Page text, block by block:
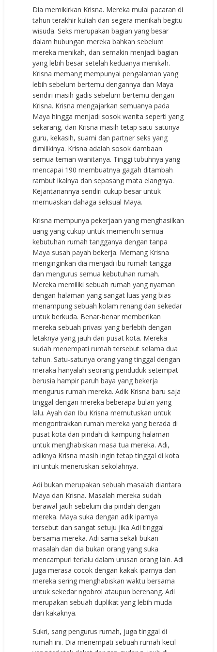
Dia memikirkan Krisna. Mereka mulai pacaran di
tahun terakhir kuliah dan segera menikah begitu
wisuda. Seks merupakan bagian yang besar
dalam hubungan mereka bahkan sebelum
mereka menikah, dan semakin menjadi bagian
yang lebih besar setelah keduanya menikah.
Krisna memang mempunyai pengalaman yang
lebih sebelum bertemu dengannya dan Maya
sendiri masih gadis sebelum bertemu dengan
Krisna. Krisna mengajarkan semuanya pada
Maya hingga menjadi sosok wanita seperti yang
sekarang, dan Krisna masih tetap satu-satunya
guru, kekasih, suami dan partner seks yang
dimilikinya. Krisna adalah sosok dambaan
semua teman wanitanya. Tinggi tubuhnya yang
mencapai 190 membuatnya gagah ditambah
rambut ikalnya dan sepasang mata elangnya.
Kejantanannya sendiri cukup besar untuk
memuaskan dahaga seksual Maya.
Krisna mempunya pekerjaan yang menghasilkan
uang yang cukup untuk memenuhi semua
kebutuhan rumah tangganya dengan tanpa
Maya susah payah bekerja. Memang Krisna
menginginkan dia menjadi ibu rumah tangga
dan mengurus semua kebutuhan rumah.
Mereka memiliki sebuah rumah yang nyaman
dengan halaman yang sangat luas yang bias
menampung sebuah kolam renang dan sekedar
untuk berkuda. Benar-benar memberikan
mereka sebuah privasi yang berlebih dengan
letaknya yang jauh dari pusat kota. Mereka
sudah menempati rumah tersebut selama dua
tahun. Satu-satunya orang yang tinggal dengan
meraka hanyalah seorang penduduk setempat
berusia hampir paruh baya yang bekerja
mengurus rumah mereka. Adik Krisna baru saja
tinggal dengan mereka beberapa bulan yang
lalu. Ayah dan Ibu Krisna memutuskan untuk
mengontrakkan rumah mereka yang berada di
pusat kota dan pindah di kampung halaman
untuk menghabiskan masa tua mereka. Adi,
adiknya Krisna masih ingin tetap tinggal di kota
ini untuk meneruskan sekolahnya.
Adi bukan merupakan sebuah masalah diantara
Maya dan Krisna. Masalah mereka sudah
berawal jauh sebelum dia pindah dengan
mereka. Maya suka dengan adik iparnya
tersebut dan sangat setuju jika Adi tinggal
bersama mereka. Adi sama sekali bukan
masalah dan dia bukan orang yang suka
mencampuri terlalu dalam urusan orang lain. Adi
juga merasa cocok dengan kakak iparnya dan
mereka sering menghabiskan waktu bersama
untuk sekedar ngobrol ataupun berenang. Adi
merupakan sebuah duplikat yang lebih muda
dari kakaknya.
Sukri, sang pengurus rumah, juga tinggal di
rumah ini. Dia menempati sebuah rumah kecil